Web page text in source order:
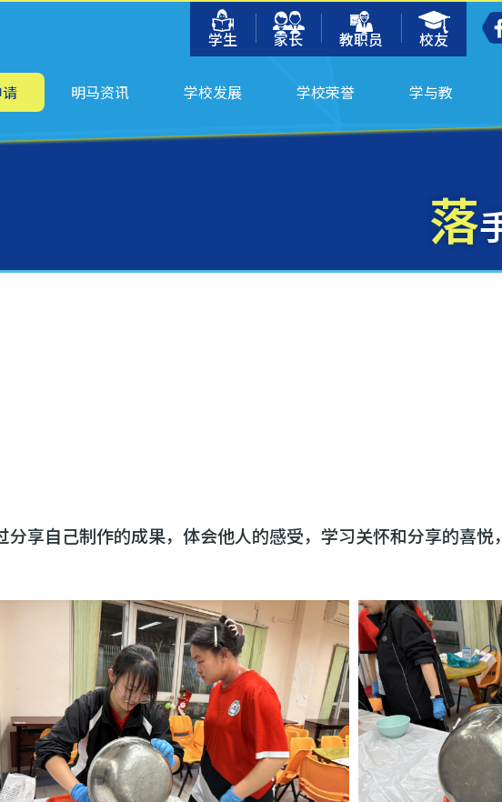
学生
家长 教职员 校友
明马资讯 学校发展 学校荣誉 学与教
落
享自己制作的成果，体会他人的感受，学习关怀和分享的喜悦